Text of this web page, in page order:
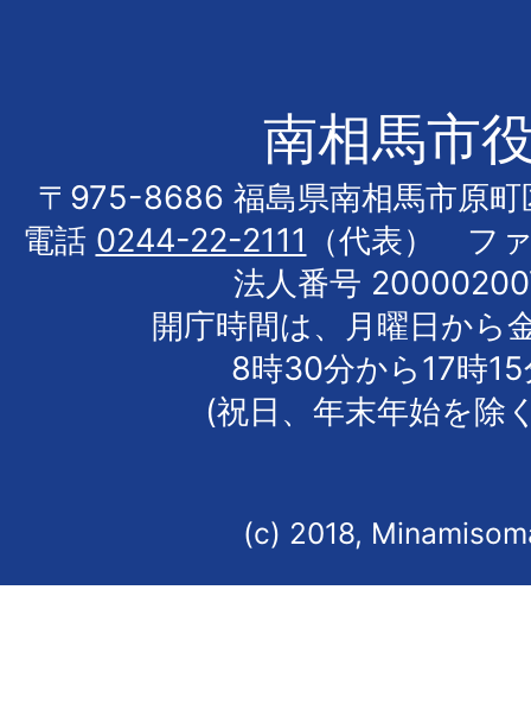
南相馬市
〒975-8686 福島県南相馬市原町
電話 0244-22-2111
（代表） フ
法人番号
開庁時間は、月曜日から
8時30分から17時
(祝日、年末年始を除
(c) 2018,